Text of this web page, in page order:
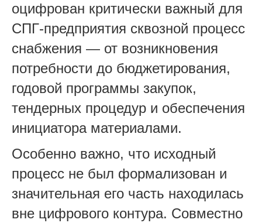
оцифрован критически важный для
СПГ-предприятия сквозной процесс
снабжения — от возникновения
потребности до бюджетирования,
годовой программы закупок,
тендерных процедур и обеспечения
инициатора материалами.
Особенно важно, что исходный
процесс не был формализован и
значительная его часть находилась
вне цифрового контура. Совместно